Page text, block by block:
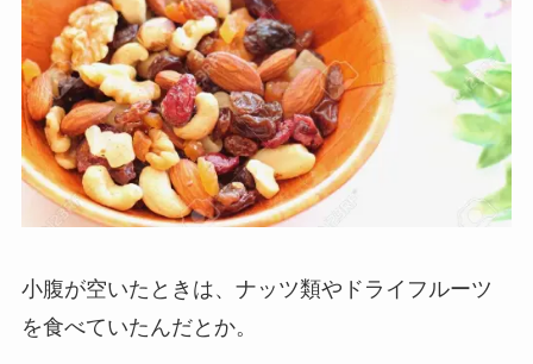
小腹が空いたときは、ナッツ類やドライフルーツ
を食べていたんだとか。